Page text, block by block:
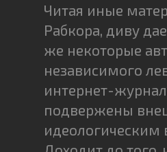
Читая иные
Рабкора, диву
же некоторые
независимого
интернет-
подвержены
идеологическим